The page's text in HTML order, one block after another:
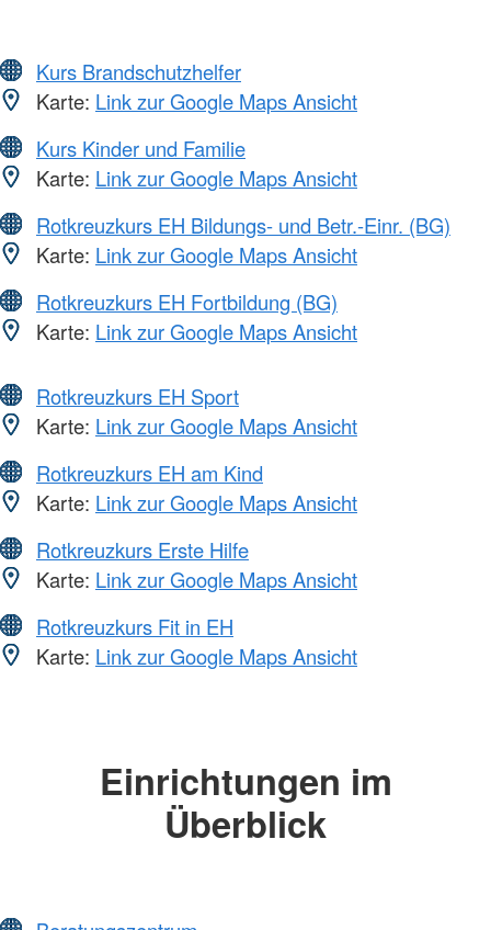
Kurs Brandschutzhelfer
Karte: Link zur Google Maps Ansicht
Kurs Kinder und Familie
Karte: Link zur Google Maps Ansicht
Rotkreuzkurs EH Bildungs- und Betr.-Einr. (BG)
Karte: Link zur Google Maps Ansicht
Rotkreuzkurs EH Fortbildung (BG)
Karte: Link zur Google Maps Ansicht
Rotkreuzkurs EH Sport
Karte: Link zur Google Maps Ansicht
Rotkreuzkurs EH am Kind
Karte: Link zur Google Maps Ansicht
Rotkreuzkurs Erste Hilfe
Karte: Link zur Google Maps Ansicht
Rotkreuzkurs Fit in EH
Karte: Link zur Google Maps Ansicht
Einrichtungen im
Überblick